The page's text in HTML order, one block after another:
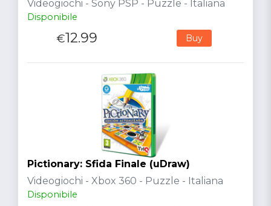
Videogiochi - Sony PSP - Puzzle - Italiana
Disponibile
€12.99 Buy
Pictionary: Sfida Finale (uDraw)
Videogiochi - Xbox 360 - Puzzle - Italiana
Disponibile